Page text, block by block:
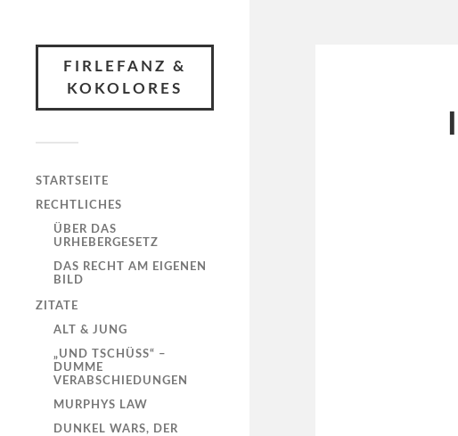
FIRLEFANZ &
KOKOLORES
STARTSEITE
RECHTLICHES
ÜBER DAS
URHEBERGESETZ
DAS RECHT AM EIGENEN
BILD
ZITATE
ALT & JUNG
„UND TSCHÜSS“ –
DUMME
VERABSCHIEDUNGEN
MURPHYS LAW
DUNKEL WARS, DER